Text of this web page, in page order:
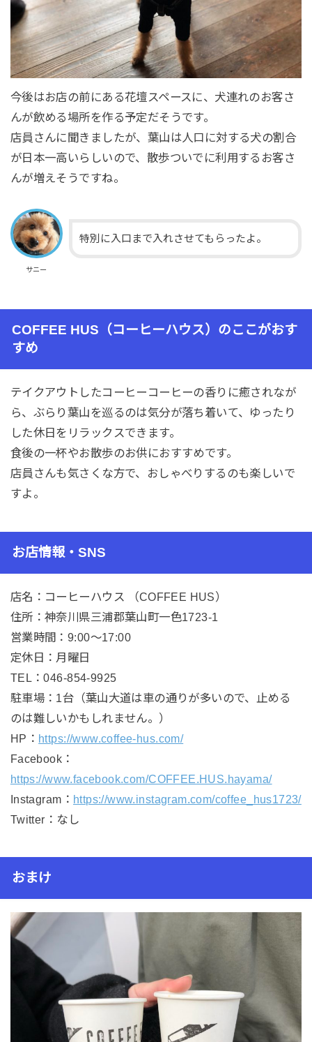
今後はお店の前にある花壇スペースに、犬連れのお客さ
んが飲める場所を作る予定だそうです。
店員さんに聞きましたが、葉山は人口に対する犬の割合
が日本一高いらしいので、散歩ついでに利用するお客さ
んが増えそうですね。
サニー
特別に入口まで入れさせてもらったよ。
COFFEE HUS（コーヒーハウス）のここがおす
すめ
テイクアウトしたコーヒーコーヒーの香りに癒されなが
ら、ぶらり葉山を巡るのは気分が落ち着いて、ゆったり
した休日をリラックスできます。
食後の一杯やお散歩のお供におすすめです。
店員さんも気さくな方で、おしゃべりするのも楽しいで
すよ。
お店情報・SNS
店名：コーヒーハウス （COFFEE HUS）
住所：神奈川県三浦郡葉山町一色1723-1
営業時間：9:00〜17:00
定休日：月曜日
TEL：046-854-9925
駐車場：1台（葉山大道は車の通りが多いので、止める
のは難しいかもしれません。）
HP： https://www.coffee-hus.com/
Facebook：
https://www.facebook.com/COFFEE.HUS.hayama/
Instagram： https://www.instagram.com/coffee_hus1723/
Twitter：なし
おまけ